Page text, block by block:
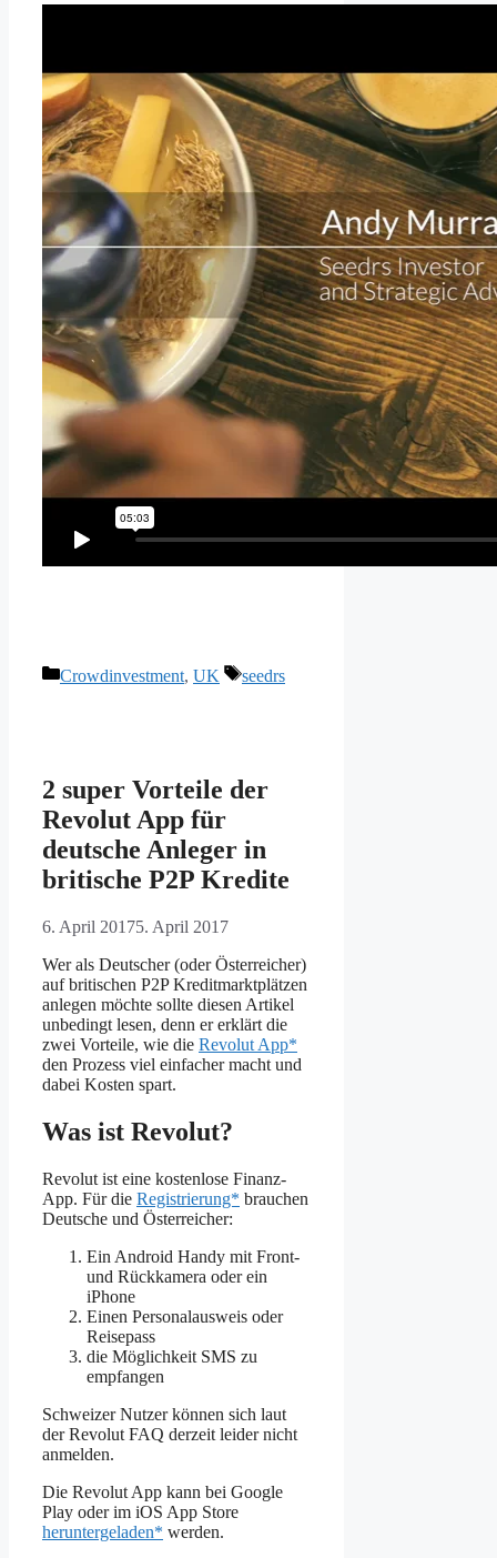
Kategorien
Crowdinvestment, UK Schlagwörter
seedrs
2 super Vorteile der
Revolut App für
deutsche Anleger in
britische P2P Kredite
6. April 20175. April 2017
Wer als Deutscher (oder Österreicher)
auf britischen P2P Kreditmarktplätzen
anlegen möchte sollte diesen Artikel
unbedingt lesen, denn er erklärt die
zwei Vorteile, wie die Revolut App*
den Prozess viel einfacher macht und
dabei Kosten spart.
Was ist Revolut?
Revolut ist eine kostenlose Finanz-
App. Für die Registrierung* brauchen
Deutsche und Österreicher:
Ein Android Handy mit Front-
und Rückkamera oder ein
iPhone
Einen Personalausweis oder
Reisepass
die Möglichkeit SMS zu
empfangen
Schweizer Nutzer können sich laut
der Revolut FAQ derzeit leider nicht
anmelden.
Die Revolut App kann bei Google
Play oder im iOS App Store
heruntergeladen* werden.